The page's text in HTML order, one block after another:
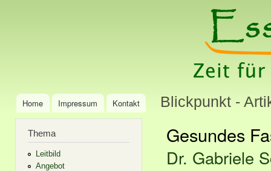
Main menu
Home Impressum Kontakt
Thema
Leitbild
Angebot
Blickpunkt -
Gesundes
Dr. Gabriele